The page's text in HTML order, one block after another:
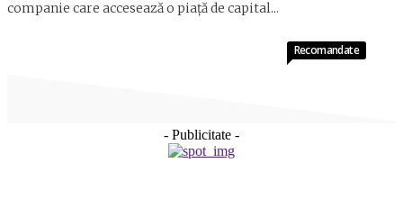
companie care accesează o piaţă de capital...
- Publicitate -
Recomandate